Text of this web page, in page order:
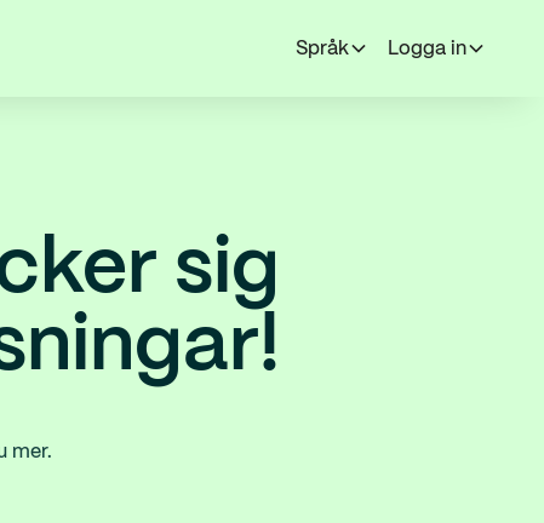
Språk Logga in
sig
mer.